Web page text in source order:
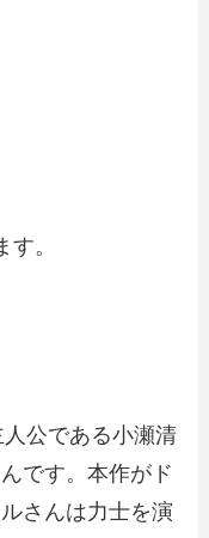
。
人公である小瀬清
です。本作がド
さんは力士を演